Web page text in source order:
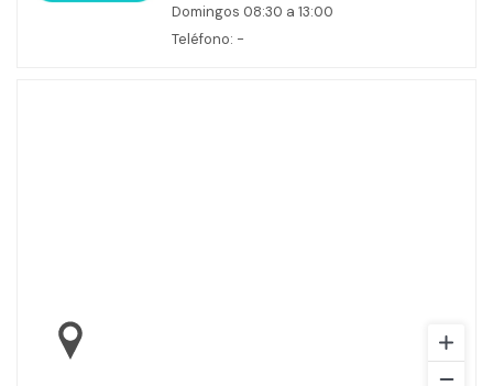
Domingos 08:30 a 13:00
Teléfono: -